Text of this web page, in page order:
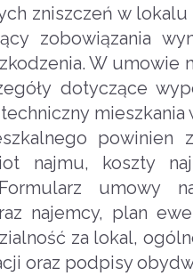
zniszczeń w
zobowiązania
W
dotyczące
powinien
najmu, koszty
umowy
najemcy, plan
za lokal,
oraz podpisy